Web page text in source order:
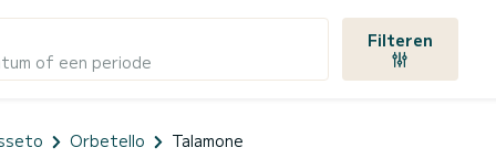
of een periode
Filteren
Orbetello Talamone